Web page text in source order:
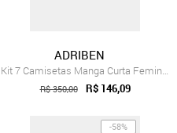
ADRIBEN
Kit 7 Camisetas Manga Curta Feminina Dry...
R$ 350,00 R$ 146,09
-58%